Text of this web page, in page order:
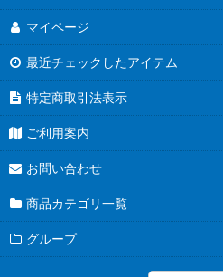
マイページ
最近チェックしたアイテム
特定商取引法表示
ご利用案内
お問い合わせ
商品カテゴリ一覧
グループ